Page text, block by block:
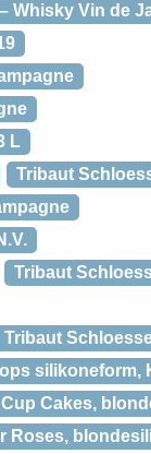
Whisky Vin de
L
Tribaut
Tribaut
Tribaut
silikoneform,
Cakes,
Roses,